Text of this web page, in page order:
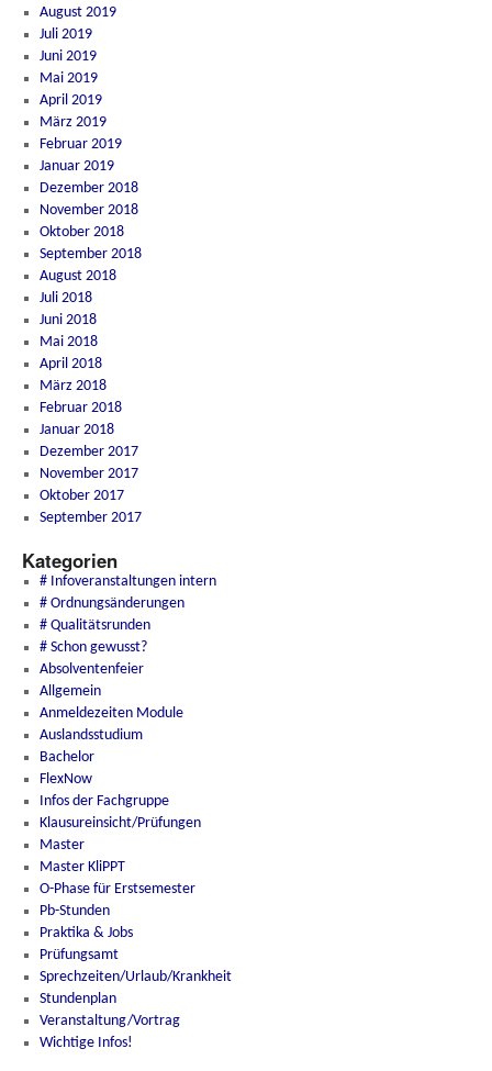
August 2019
Juli 2019
Juni 2019
Mai 2019
April 2019
März 2019
Februar 2019
Januar 2019
Dezember 2018
November 2018
Oktober 2018
September 2018
August 2018
Juli 2018
Juni 2018
Mai 2018
April 2018
März 2018
Februar 2018
Januar 2018
Dezember 2017
November 2017
Oktober 2017
September 2017
Kategorien
# Infoveranstaltungen intern
# Ordnungsänderungen
# Qualitätsrunden
# Schon gewusst?
Absolventenfeier
Allgemein
Anmeldezeiten Module
Auslandsstudium
Bachelor
FlexNow
Infos der Fachgruppe
Klausureinsicht/Prüfungen
Master
Master KliPPT
O-Phase für Erstsemester
Pb-Stunden
Praktika & Jobs
Prüfungsamt
Sprechzeiten/Urlaub/Krankheit
Stundenplan
Veranstaltung/Vortrag
Wichtige Infos!